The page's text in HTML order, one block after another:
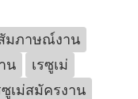
มภาษณ์งาน
น
เรซูเม่
ซูเม่สมัครงาน